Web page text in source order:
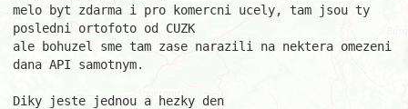
melo byt zdarma i pro komercni ucely, tam jsou ty
posledni ortofoto od CUZK
ale bohuzel sme tam zase narazili na nektera omezeni
dana API samotnym.
Diky jeste jednou a hezky den